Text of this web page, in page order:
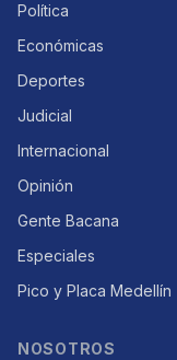
Política
Económicas
Deportes
Judicial
Internacional
Opinión
Gente Bacana
Especiales
Pico y Placa Medellín
NOSOTROS